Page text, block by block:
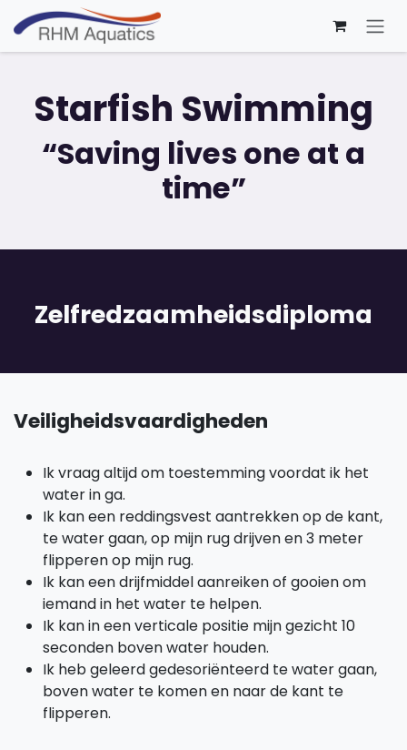
Overslaan naar inhoud
Starfish Swimming
“Saving lives one at a
time”
Zelfredzaamheidsdiploma
Veiligheidsvaardigheden
Ik vraag altijd om toestemming voordat ik het
water in ga.
Ik kan een reddingsvest aantrekken op de kant,
te water gaan, op mijn rug drijven en 3 meter
flipperen op mijn rug.
Ik kan een drijfmiddel aanreiken of gooien om
iemand in het water te helpen.
Ik kan in een verticale positie mijn gezicht 10
seconden boven water houden.
Ik heb geleerd gedesoriënteerd te water gaan,
boven water te komen en naar de kant te
flipperen.